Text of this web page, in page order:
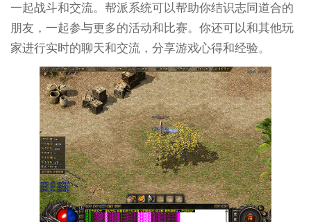
一起战斗和交流。帮派系统可以帮助你结识志同道合的
朋友，一起参与更多的活动和比赛。你还可以和其他玩
家进行实时的聊天和交流，分享游戏心得和经验。